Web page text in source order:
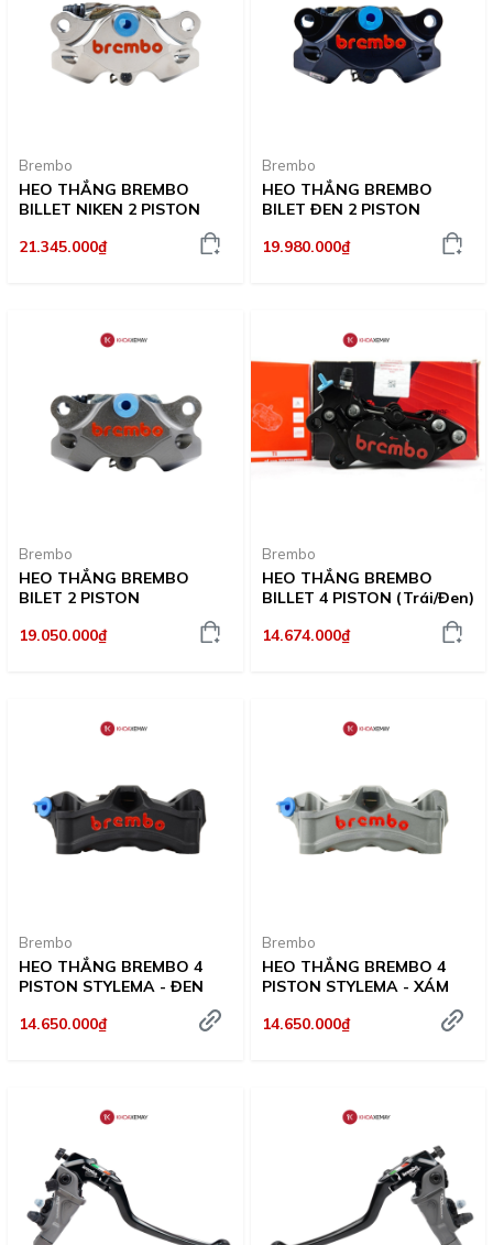
Brembo
HEO THẮNG BREMBO
BILLET NIKEN 2 PISTON
21.345.000₫
Brembo
HEO THẮNG BREMBO
BILET ĐEN 2 PISTON
19.980.000₫
Brembo
HEO THẮNG BREMBO
BILET 2 PISTON
19.050.000₫
Brembo
HEO THẮNG BREMBO
BILLET 4 PISTON (Trái/Đen)
14.674.000₫
Brembo
HEO THẮNG BREMBO 4
PISTON STYLEMA - ĐEN
14.650.000₫
Brembo
HEO THẮNG BREMBO 4
PISTON STYLEMA - XÁM
14.650.000₫